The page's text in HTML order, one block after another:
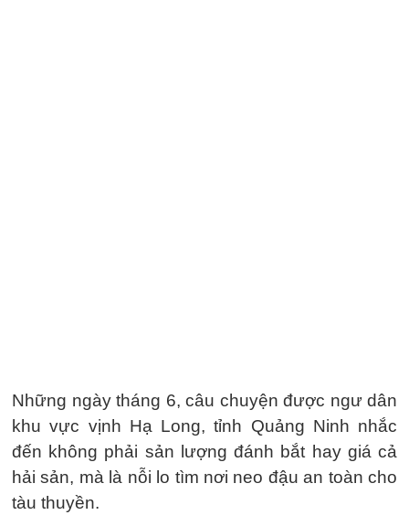
Những ngày tháng 6, câu chuyện được ngư dân
khu vực vịnh Hạ Long, tỉnh Quảng Ninh nhắc
đến không phải sản lượng đánh bắt hay giá cả
hải sản, mà là nỗi lo tìm nơi neo đậu an toàn cho
tàu thuyền.